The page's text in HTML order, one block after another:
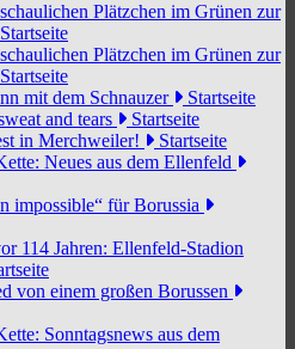
Plätzchen im Grünen zur
Startseite
Plätzchen im Grünen zur
Startseite
mit dem Schnauzer
Startseite
and tears
Startseite
in Merchweiler!
Startseite
Neues aus dem Ellenfeld
impossible“ für Borussia
114 Jahren: Ellenfeld-Stadion
von einem großen Borussen
Sonntagsnews aus dem